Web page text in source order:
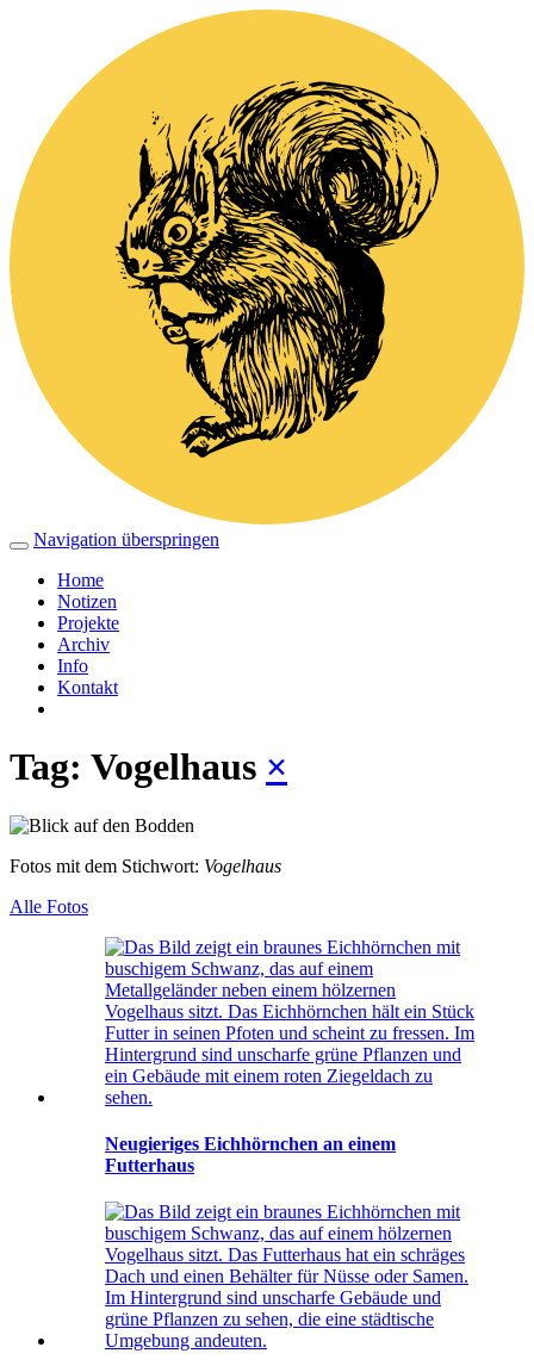
Navigation überspringen
Home
Notizen
Projekte
Archiv
Info
Kontakt
Tag: Vogelhaus ×
Fotos mit dem Stichwort: Vogelhaus
Alle Fotos
Neugieriges Eichhörnchen an einem
Futterhaus